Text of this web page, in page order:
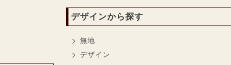
デザインから探す
無地
デザイン